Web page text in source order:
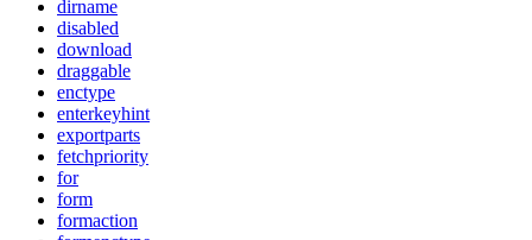
dirname
disabled
download
draggable
enctype
enterkeyhint
exportparts
fetchpriority
for
form
formaction